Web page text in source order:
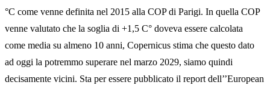
°C come venne definita nel 2015 alla COP di Parigi. In quella COP
venne valutato che la soglia di +1,5 C° doveva essere calcolata
come media su almeno 10 anni, Copernicus stima che questo dato
ad oggi la potremmo superare nel marzo 2029, siamo quindi
decisamente vicini. Sta per essere pubblicato il report dell’’European